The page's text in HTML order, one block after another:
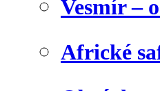
Vesmír –
Africké